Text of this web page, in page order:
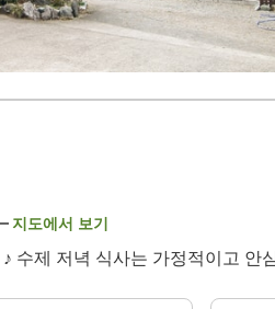
지도에서 보기
수제 저녁 식사는 가정적이고 안